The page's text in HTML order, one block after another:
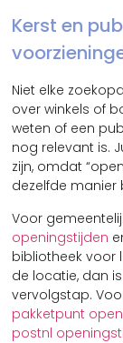
Kerst en
Niet elke
over winkels of
weten of een
nog relevant is.
zijn, omdat
dezelfde manier
Voor
openingstijden
bibliotheek voor
de locatie, dan is
vervolgstap.
pakketpunt
postnl